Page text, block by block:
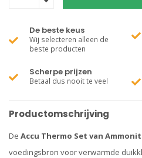
De beste keus
Wij selecteren alleen de
beste producten
Scherpe prijzen
Betaal dus nooit te veel
Productomschrijving
De Accu Thermo Set van
voedingsbron voor verwarmde